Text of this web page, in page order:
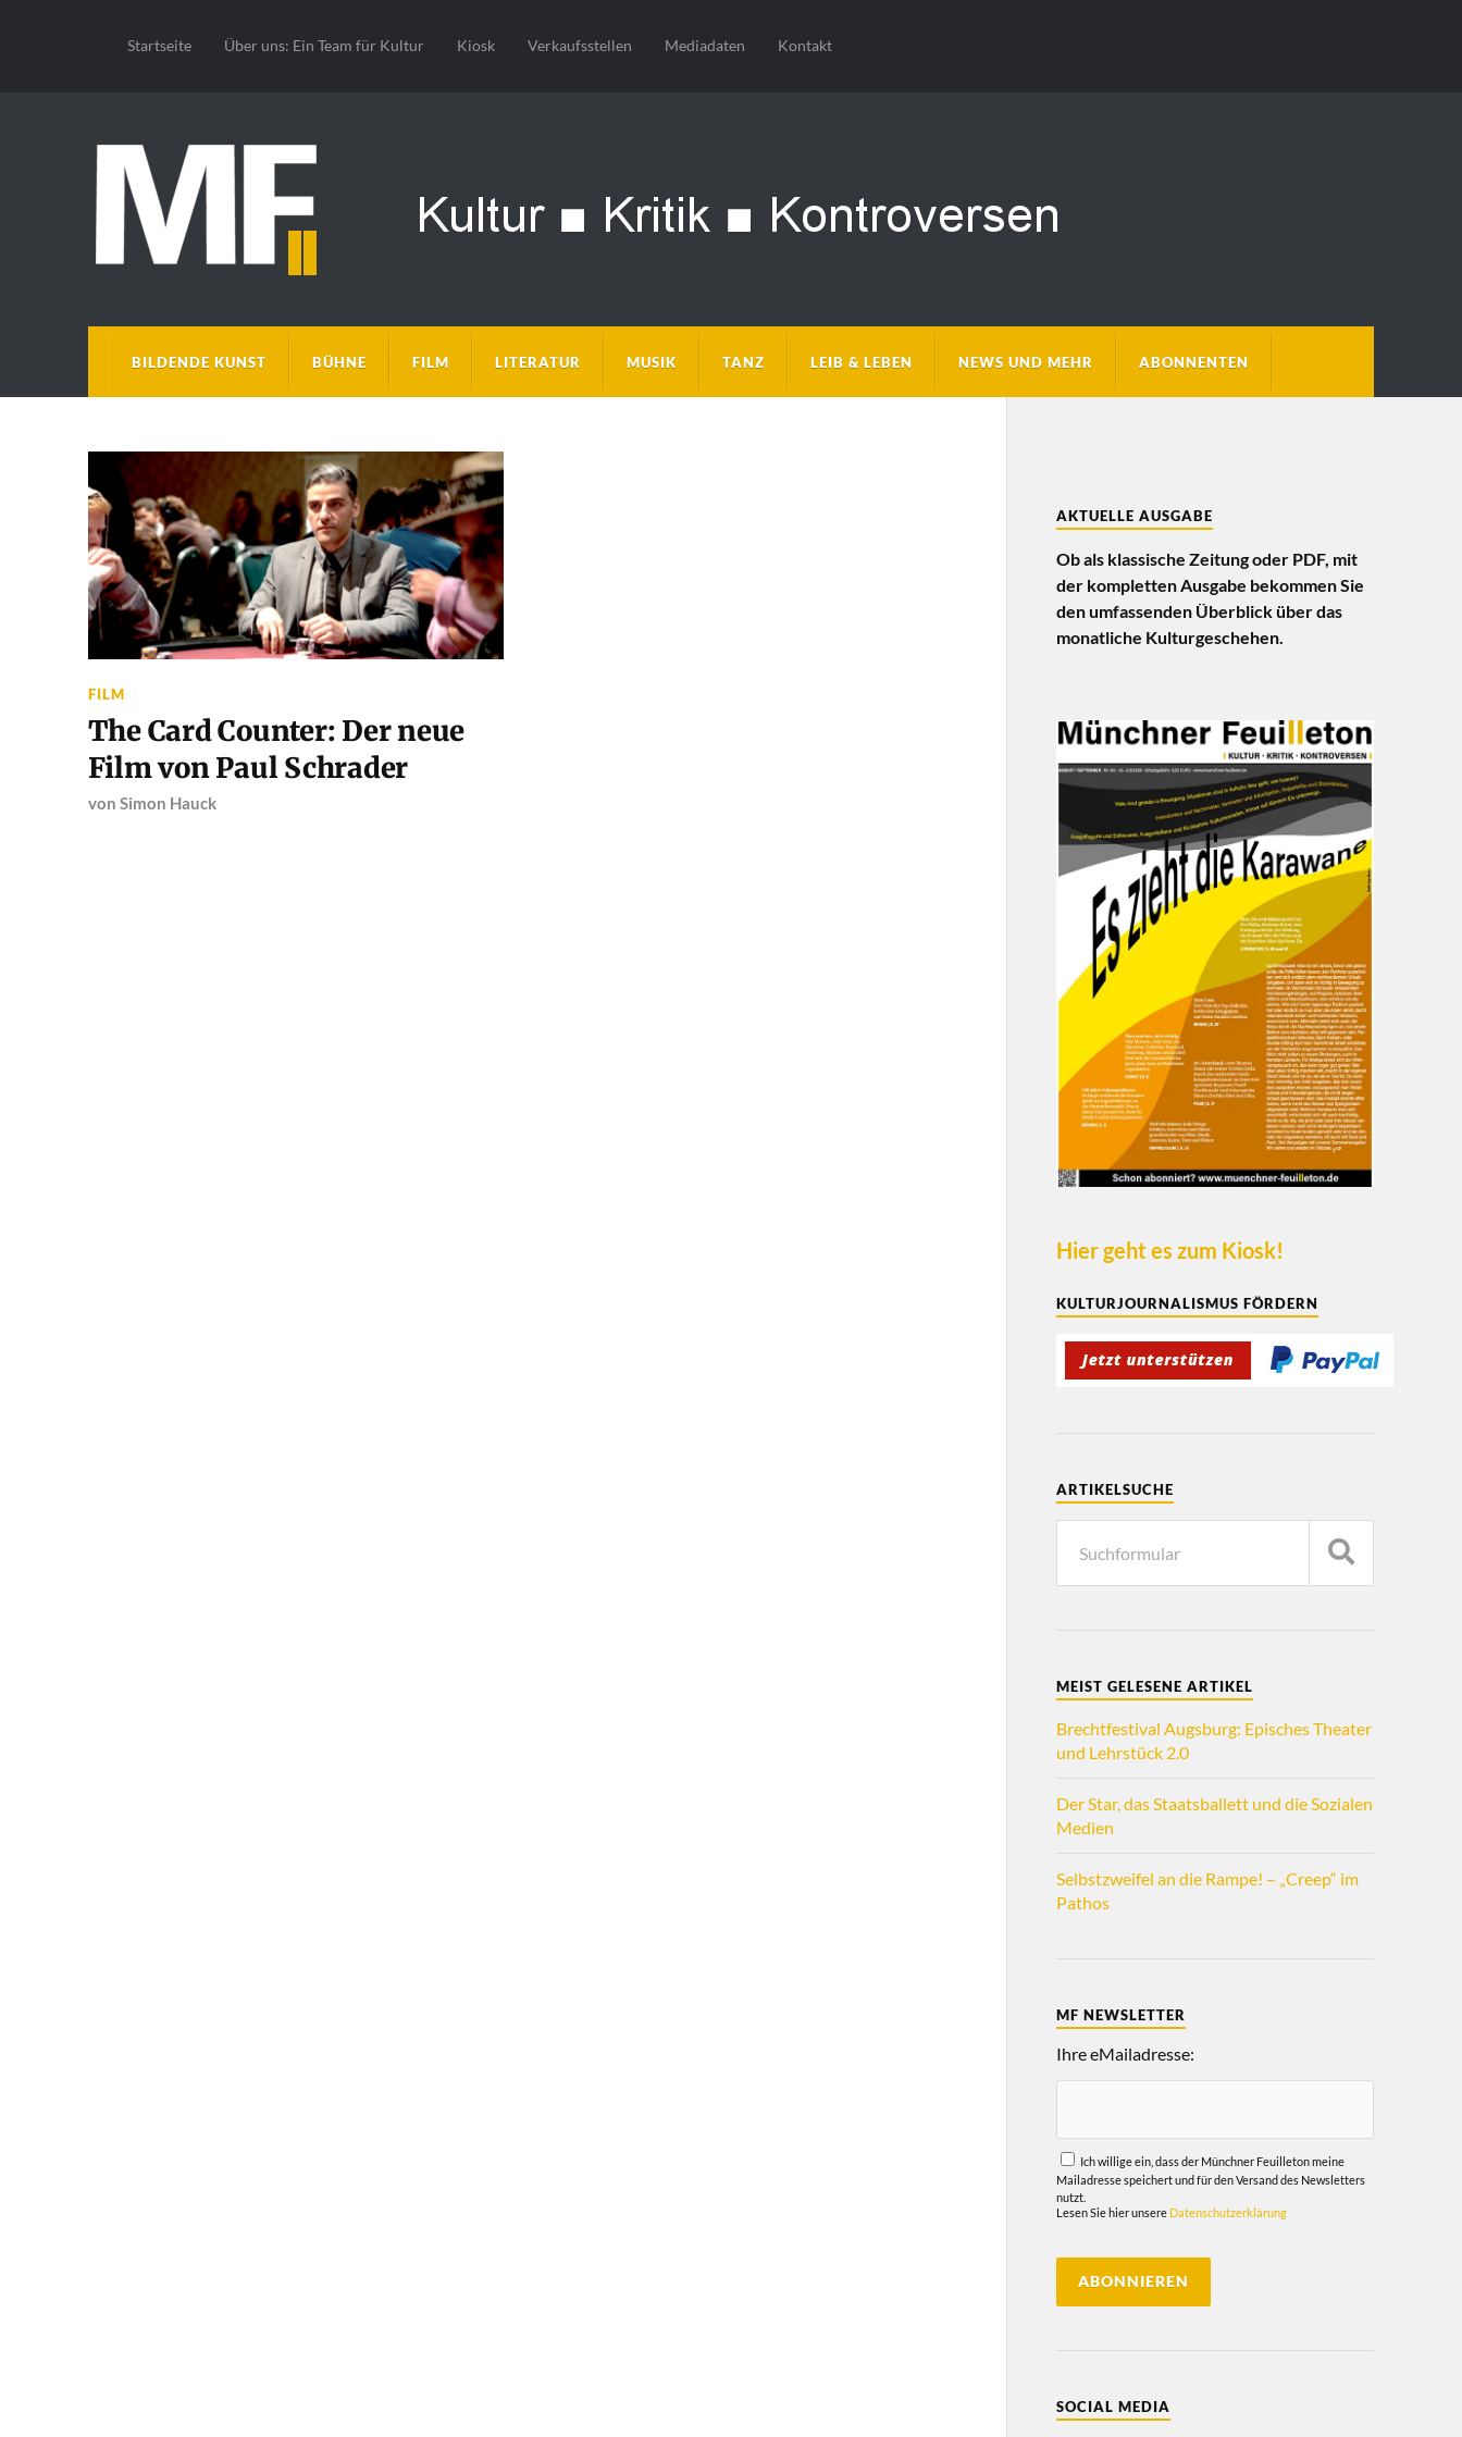
Startseite Über uns: Ein Team für Kultur Kiosk Verkaufsstellen Mediadaten Kontakt
BILDENDE KUNST BÜHNE FILM LITERATUR MUSIK TANZ LEIB & LEBEN NEWS UND MEHR ABONNENTEN
FILM
The Card Counter: Der neue
Film von Paul Schrader
von Simon Hauck
AKTUELLE AUSGABE
Ob als klassische Zeitung oder PDF, mit
der kompletten Ausgabe bekommen Sie
den umfassenden Überblick über das
monatliche Kulturgeschehen.
Hier geht es zum Kiosk!
KULTURJOURNALISMUS FÖRDERN
ARTIKELSUCHE
MEIST GELESENE ARTIKEL
Brechtfestival Augsburg: Episches Theater
und Lehrstück 2.0
Der Star, das Staatsballett und die Sozialen
Medien
Selbstzweifel an die Rampe! – „Creep“ im
Pathos
MF NEWSLETTER
Ihre eMailadresse:
Ich willige ein, dass der Münchner Feuilleton meine
Mailadresse speichert und für den Versand des Newsletters
nutzt.
Lesen Sie hier unsere Datenschutzerklärung
SOCIAL MEDIA